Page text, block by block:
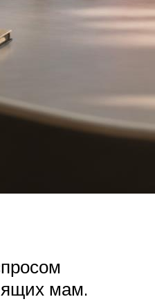
мам.